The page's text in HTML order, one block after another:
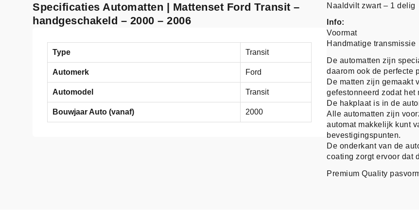
Specificaties Automatten | Mattenset Ford Transit –
handgeschakeld – 2000 – 2006
Type Transit
Automerk Ford
Automodel Transit
Bouwjaar Auto (vanaf) 2000
Naaldvilt zwart – 1 delig
Info:
Voormat
Handmatige transmissie
De automatten zijn
daarom ook de perfecte
De matten zijn gemaakt
gefestonneerd zodat het
De hakplaat is in de
Alle automatten zijn
automat makkelijk kunt
bevestigingspunten.
De onderkant van de
coating zorgt ervoor dat
Premium Quality